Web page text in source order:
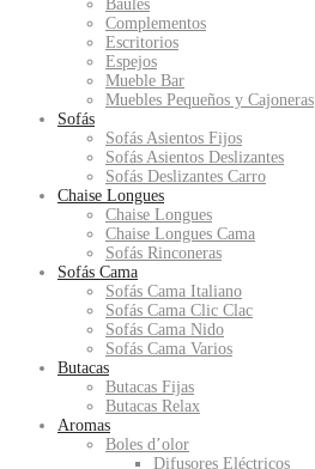
Baules
Complementos
Escritorios
Espejos
Mueble Bar
Muebles Pequeños y Cajoneras
Sofás
Sofás Asientos Fijos
Sofás Asientos Deslizantes
Sofás Deslizantes Carro
Chaise Longues
Chaise Longues
Chaise Longues Cama
Sofás Rinconeras
Sofás Cama
Sofás Cama Italiano
Sofás Cama Clic Clac
Sofás Cama Nido
Sofás Cama Varios
Butacas
Butacas Fijas
Butacas Relax
Aromas
Boles d’olor
Difusores Eléctricos